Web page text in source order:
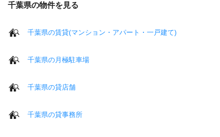
千葉県の物件を見る
千葉県の賃貸(マンション・アパート・一戸建て)
千葉県の月極駐車場
千葉県の貸店舗
千葉県の貸事務所